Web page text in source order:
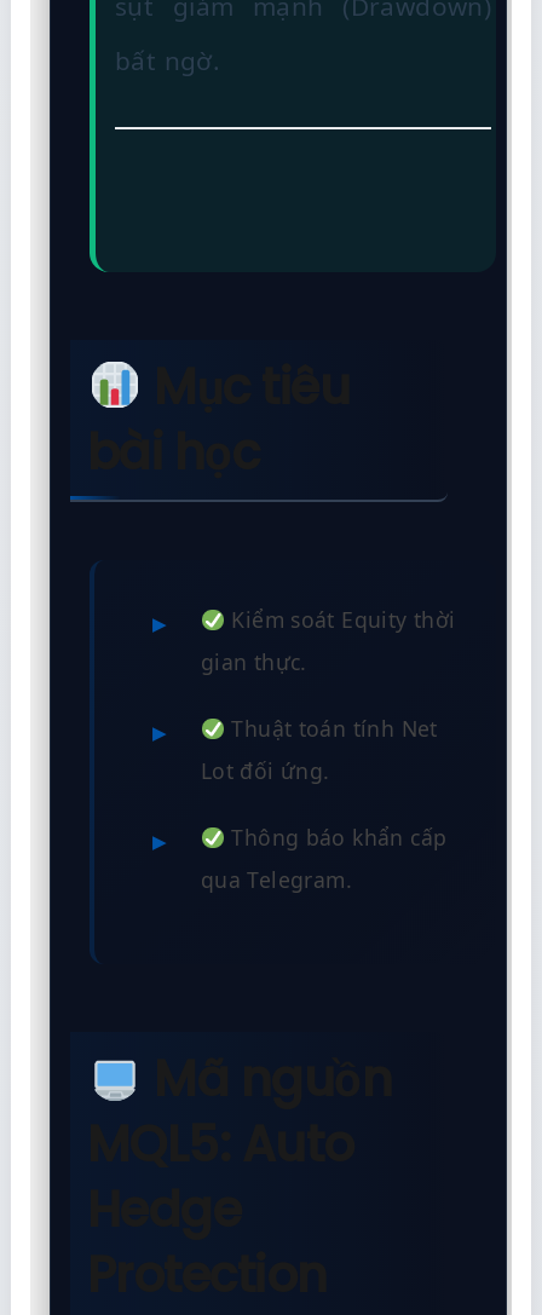
bất ngờ.
Kiểm soát Equity thời
gian thực.
Thuật toán tính Net
Lot đối ứng.
Thông báo khẩn cấp
qua Telegram.